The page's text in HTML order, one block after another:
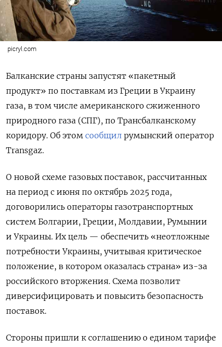
picryl.com
Балканские страны запустят «пакетный
продукт» по поставкам из Греции в Украину
газа, в том числе американского сжиженного
природного газа (СПГ), по Трансбалканскому
коридору. Об этом сообщил румынский оператор
Transgaz.
О новой схеме газовых поставок, рассчитанных
на период с июня по октябрь 2025 года,
договорились операторы газотранспортных
систем Болгарии, Греции, Молдавии, Румынии
и Украины. Их цель — обеспечить «неотложные
потребности Украины, учитывая критическое
положение, в котором оказалась страна» из-за
российского вторжения. Схема позволит
диверсифицировать и повысить безопасность
поставок.
Стороны пришли к соглашению о едином тарифе